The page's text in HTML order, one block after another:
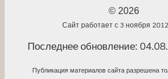
© 2026
Сайт работает с 3 ноября
Последнее обновление:
Публикация материалов сайта разрешена